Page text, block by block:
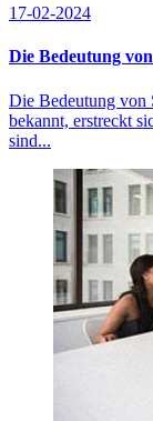
17-02-2024
Die Bedeutung
Die Bedeutung von
bekannt, erstreckt
sind...